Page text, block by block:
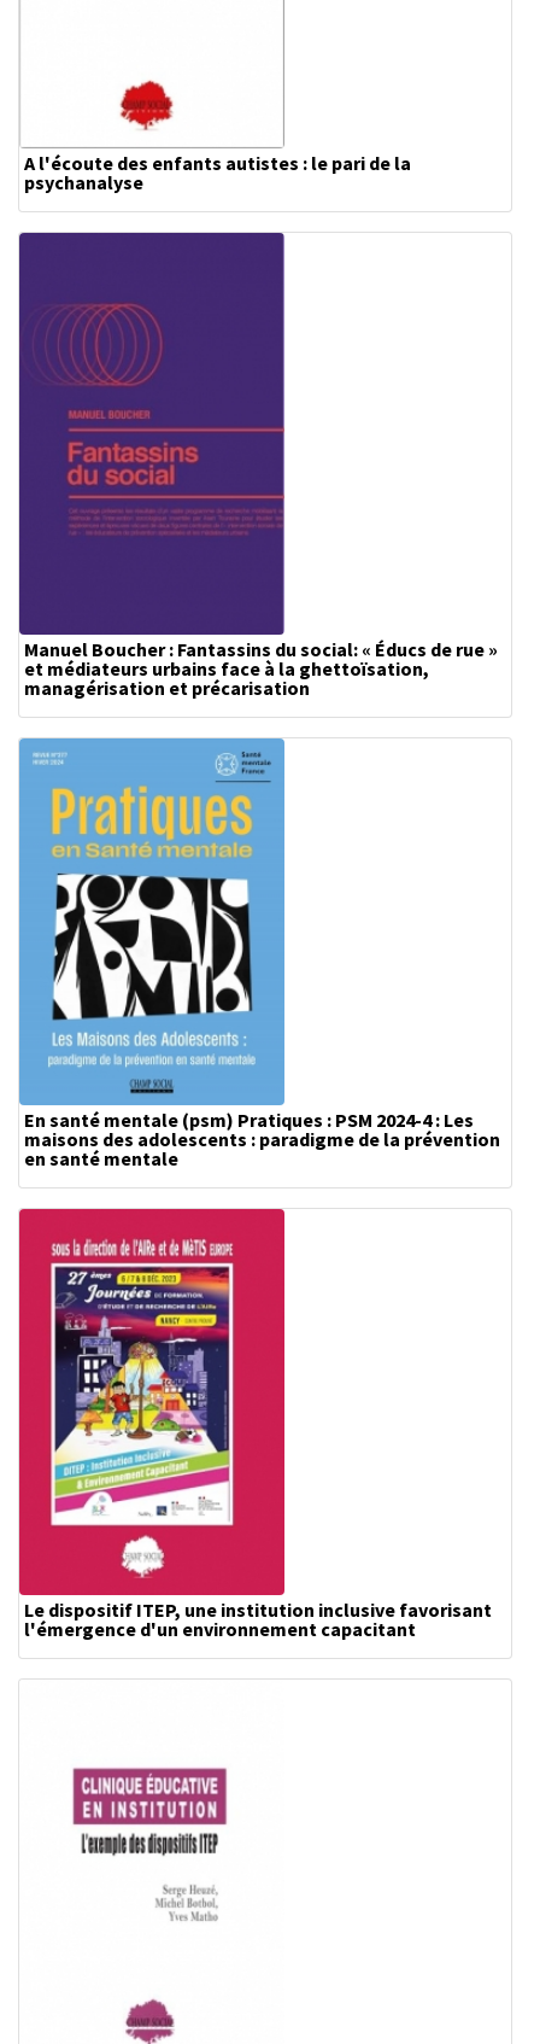
A l'écoute des enfants autistes : le pari de la
psychanalyse
Manuel Boucher : Fantassins du social: « Éducs de rue »
et médiateurs urbains face à la ghettoïsation,
managérisation et précarisation
En santé mentale (psm) Pratiques : PSM 2024-4 : Les
maisons des adolescents : paradigme de la prévention
en santé mentale
Le dispositif ITEP, une institution inclusive favorisant
l'émergence d'un environnement capacitant